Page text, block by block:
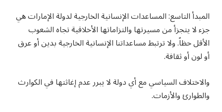
المبدأ التاسع: المساعدات الإنسانية الخارجية لدولة الإمارات هي
جزء لا يتجزأ من مسيرتها والتزاماتها الأخلاقية تجاه الشعوب
الأقل حظاً. ولا ترتبط مساعداتنا الإنسانية الخارجية بدين أو عرق
أو لون أو ثقافة.
والاختلاف السياسي مع أي دولة لا يبرر عدم إغاثتها في الكوارث
والطوارئ والأزمات.